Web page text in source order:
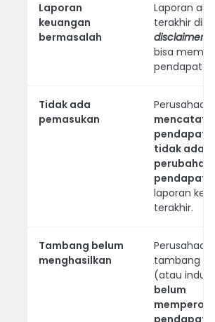
Laporan
keuangan
bermasalah
Laporan
terakhir
disclaimer
bisa
pendapat).
Tidak ada
pemasukan
Perusahaan
mencatat
tidak ada
perubahan
laporan
terakhir.
Tambang belum
menghasilkan
Perusahaan
tambang
(atau
belum